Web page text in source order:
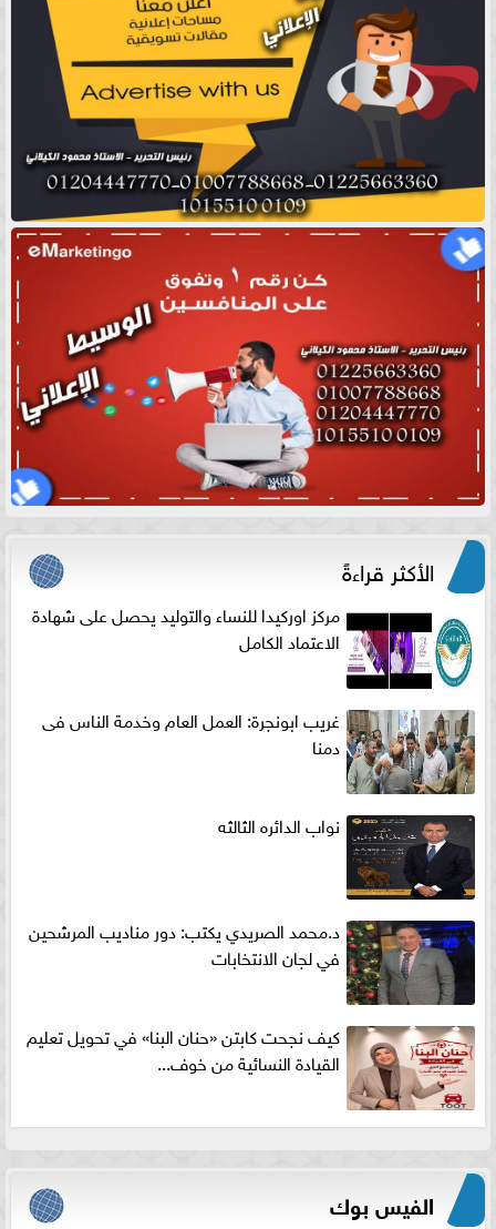
الأكثر قراءةً
مركز اوركيدا للنساء والتوليد يحصل على شهادة
الاعتماد الكامل
غريب ابونجرة: العمل العام وخدمة الناس فى
دمنا
نواب الدائره الثالثه
د.محمد الصريدي يكتب: دور مناديب المرشحين
في لجان الانتخابات
كيف نجحت كابتن «حنان البنا» في تحويل تعليم
القيادة النسائية من خوف...
الفيس بوك